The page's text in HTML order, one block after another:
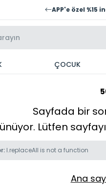
APP'e özel %15
ÇOCUK
Sayfada bir
Lütfen
l.replaceAll is not a function
Ana